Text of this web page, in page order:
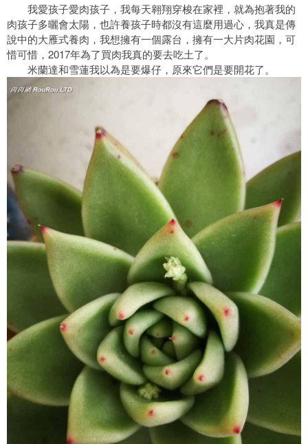
我愛孩子愛肉孩子，我每天翱翔穿梭在家裡，就為抱著我的
肉孩子多曬會太陽，也許養孩子時都沒有這麼用過心，我真是傳
說中的大雁式養肉，我想擁有一個露台，擁有一大片肉花園，可
惜可惜，2017年為了買肉我真的要去吃土了。
米蘭達和雪蓮我以為是要爆仔，原來它們是要開花了。